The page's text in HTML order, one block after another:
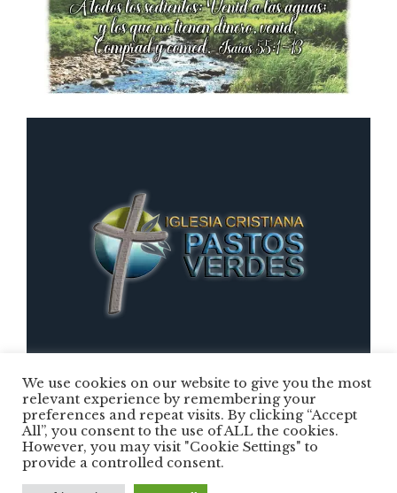
Iglesia Cristiana Pastos Verdes © 2025 /
Todos los Derechos Reservados
We use cookies on our website to give you the most
relevant experience by remembering your
preferences and repeat visits. By clicking “Accept
All”, you consent to the use of ALL the cookies.
However, you may visit "Cookie Settings" to
provide a controlled consent.